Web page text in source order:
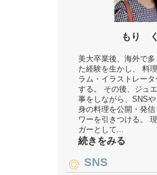
もり
美大卒業後、海外で
た経験を生かし、 料
ラム・イラストレー
する。 その後、ジュ
事をしながら、SNS
身の料理を公開・発
ワーを引きつける。
ガーとして...
続きをみる
SNS